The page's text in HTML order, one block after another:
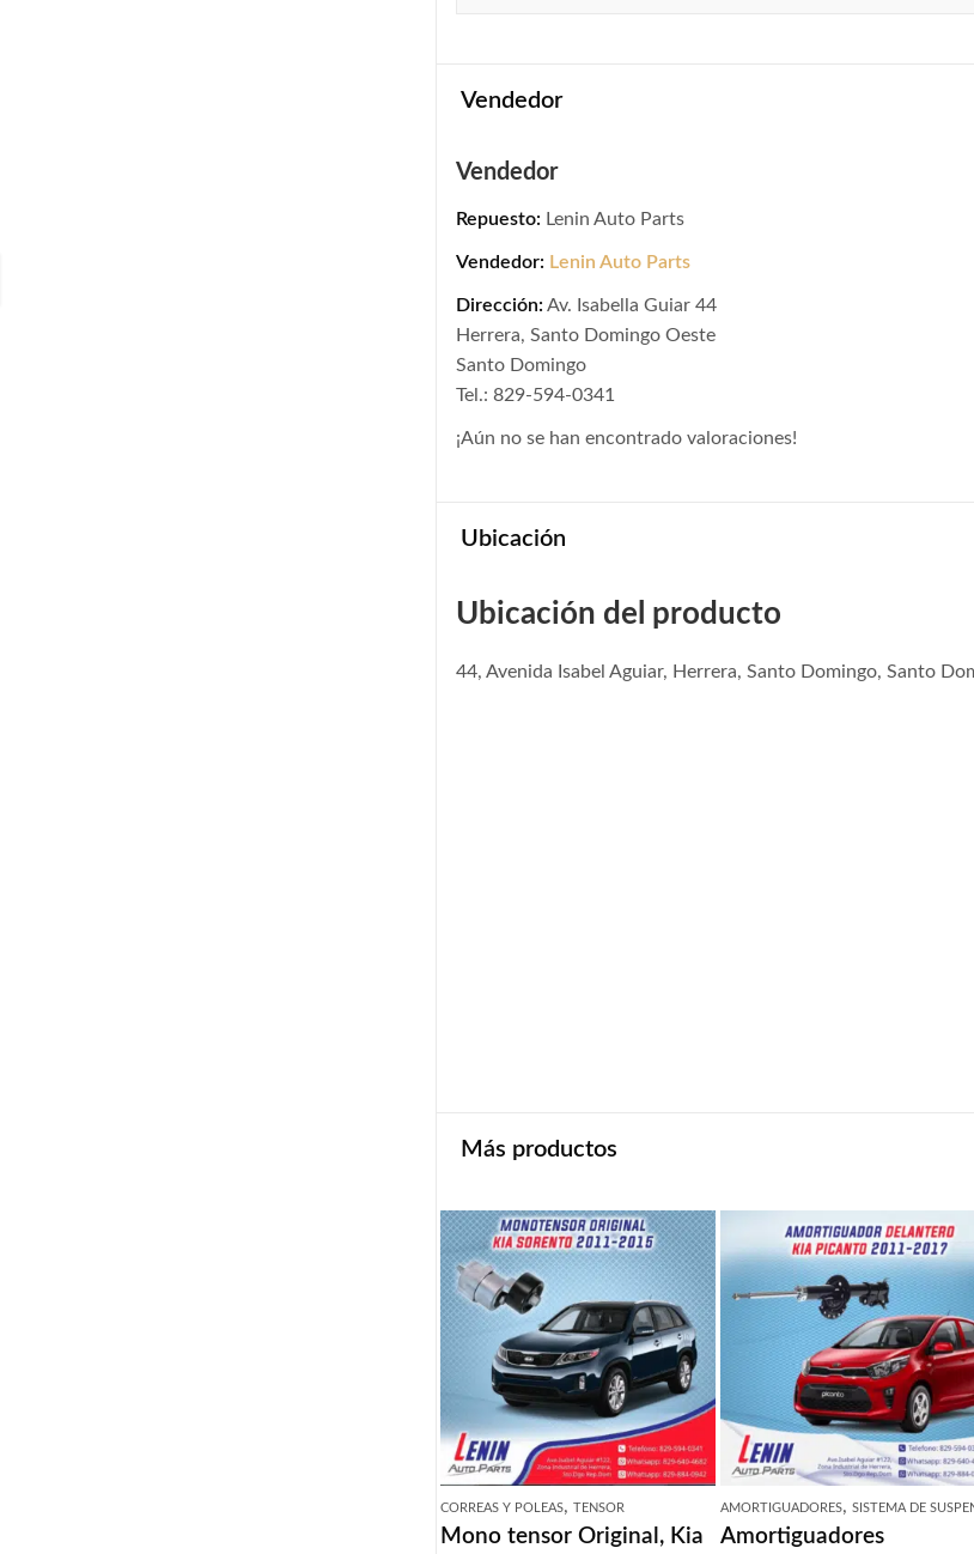
Vendedor
Vendedor
Repuesto: Lenin Auto Parts
Vendedor: Lenin Auto Parts
Dirección: Av. Isabella Guiar 44
Herrera, Santo Domingo Oeste
Santo Domingo
Tel.: 829-594-0341
¡Aún no se han encontrado valoraciones!
Ubicación
Ubicación del producto
44, Avenida Isabel Aguiar, Herrera, Santo Domingo, Santo
Más productos
CORREAS Y POLEAS,TENSOR
Mono tensor Original, Kia
AMORTIGUADORES, SISTEMA DE
Amortiguadores